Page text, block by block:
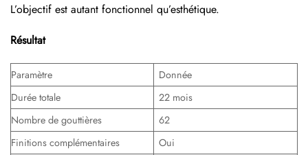
L’objectif est autant fonctionnel qu’esthétique.
Résultat
Paramètre
Donnée
Durée totale
22 mois
Nombre de gouttières
62
Finitions complémentaires
Oui